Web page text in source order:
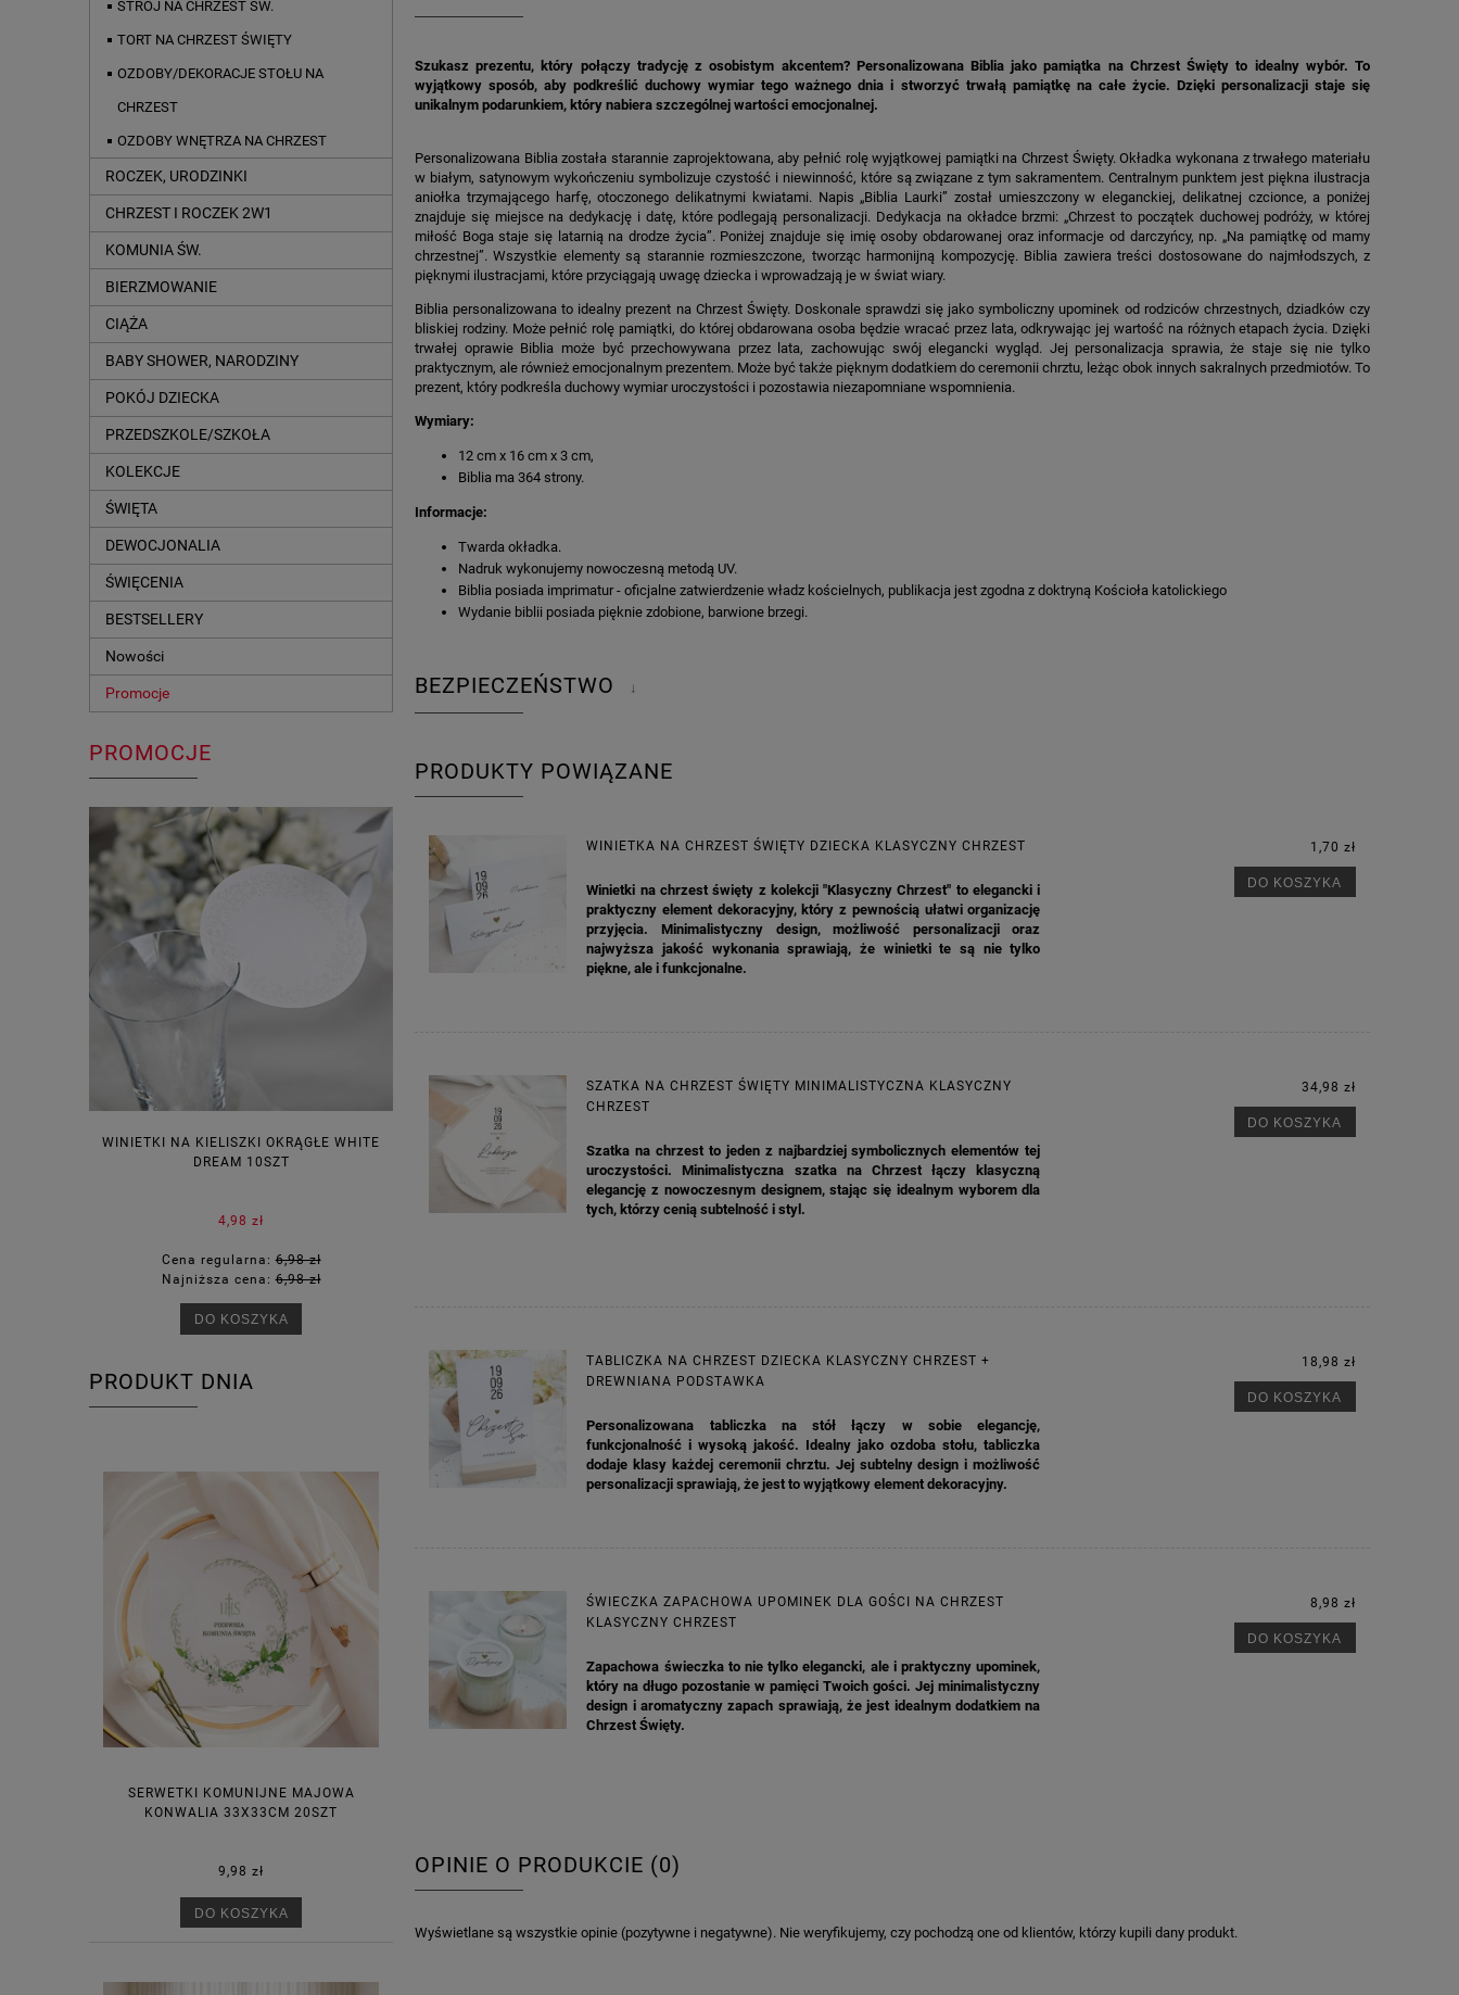
STRÓJ NA CHRZEST ŚW.
TORT NA CHRZEST ŚWIĘTY
OZDOBY/DEKORACJE STOŁU NA
CHRZEST
OZDOBY WNĘTRZA NA CHRZEST
ROCZEK, URODZINKI
CHRZEST I ROCZEK 2W1
KOMUNIA ŚW.
BIERZMOWANIE
CIĄŻA
BABY SHOWER, NARODZINY
POKÓJ DZIECKA
PRZEDSZKOLE/SZKOŁA
KOLEKCJE
ŚWIĘTA
DEWOCJONALIA
ŚWIĘCENIA
BESTSELLERY
Nowości
Promocje
PROMOCJE
WINIETKI NA KIELISZKI OKRĄGŁE WHITE
DREAM 10SZT
4,98 zł
Cena regularna:6,98 zł
Najniższa cena:6,98 zł
DO KOSZYKA
PUDEŁECZKA PODZIĘKOWANIE ZŁOTA
KORONKA KWADRAT 10SZT
GIRLANDA BIAŁE PIÓRKA ZE ZŁOTEM
PRODUKT DNIA
SERWETKI KOMUNIJNE MAJOWA
KONWALIA 33X33CM 20SZT
9,98 zł
DO KOSZYKA
Szukasz prezentu, który połączy tradycję z osobistym akcentem? Personalizowana Biblia jako pamiątka na Chrzest Święty to idealny wybór. To
wyjątkowy sposób, aby podkreślić duchowy wymiar tego ważnego dnia i stworzyć trwałą pamiątkę na całe życie. Dzięki personalizacji staje się
unikalnym podarunkiem, który nabiera szczególnej wartości emocjonalnej.
Personalizowana Biblia została starannie zaprojektowana, aby pełnić rolę wyjątkowej pamiątki na Chrzest Święty. Okładka wykonana z trwałego materiału
w białym, satynowym wykończeniu symbolizuje czystość i niewinność, które są związane z tym sakramentem. Centralnym punktem jest piękna ilustracja
aniołka trzymającego harfę, otoczonego delikatnymi kwiatami. Napis „Biblia Laurki” został umieszczony w eleganckiej, delikatnej czcionce, a poniżej
znajduje się miejsce na dedykację i datę, które podlegają personalizacji. Dedykacja na okładce brzmi: „Chrzest to początek duchowej podróży, w której
miłość Boga staje się latarnią na drodze życia”. Poniżej znajduje się imię osoby obdarowanej oraz informacje od darczyńcy, np. „Na pamiątkę od mamy
chrzestnej”. Wszystkie elementy są starannie rozmieszczone, tworząc harmonijną kompozycję. Biblia zawiera treści dostosowane do najmłodszych, z
pięknymi ilustracjami, które przyciągają uwagę dziecka i wprowadzają je w świat wiary.
Biblia personalizowana to idealny prezent na Chrzest Święty. Doskonale sprawdzi się jako symboliczny upominek od rodziców chrzestnych, dziadków czy
bliskiej rodziny. Może pełnić rolę pamiątki, do której obdarowana osoba będzie wracać przez lata, odkrywając jej wartość na różnych etapach życia. Dzięki
trwałej oprawie Biblia może być przechowywana przez lata, zachowując swój elegancki wygląd. Jej personalizacja sprawia, że staje się nie tylko
praktycznym, ale również emocjonalnym prezentem. Może być także pięknym dodatkiem do ceremonii chrztu, leżąc obok innych sakralnych przedmiotów. To
prezent, który podkreśla duchowy wymiar uroczystości i pozostawia niezapomniane wspomnienia.
Wymiary:
12 cm x 16 cm x 3 cm,
Biblia ma 364 strony.
Informacje:
Twarda okładka.
Nadruk wykonujemy nowoczesną metodą UV.
Biblia posiada imprimatur - oficjalne zatwierdzenie władz kościelnych, publikacja jest zgodna z doktryną Kościoła katolickiego
Wydanie biblii posiada pięknie zdobione, barwione brzegi.
BEZPIECZEŃSTWO ↓
PRODUKTY POWIĄZANE
WINIETKA NA CHRZEST ŚWIĘTY DZIECKA KLASYCZNY CHRZEST
Winietki na chrzest święty z kolekcji "Klasyczny Chrzest" to elegancki i
praktyczny element dekoracyjny, który z pewnością ułatwi organizację
przyjęcia. Minimalistyczny design, możliwość personalizacji oraz
najwyższa jakość wykonania sprawiają, że winietki te są nie tylko
piękne, ale i funkcjonalne.
1,70 zł
DO KOSZYKA
SZATKA NA CHRZEST ŚWIĘTY MINIMALISTYCZNA KLASYCZNY
CHRZEST
Szatka na chrzest to jeden z najbardziej symbolicznych elementów tej
uroczystości. Minimalistyczna szatka na Chrzest łączy klasyczną
elegancję z nowoczesnym designem, stając się idealnym wyborem dla
tych, którzy cenią subtelność i styl.
34,98 zł
DO KOSZYKA
TABLICZKA NA CHRZEST DZIECKA KLASYCZNY CHRZEST +
DREWNIANA PODSTAWKA
Personalizowana tabliczka na stół łączy w sobie elegancję,
funkcjonalność i wysoką jakość. Idealny jako ozdoba stołu, tabliczka
dodaje klasy każdej ceremonii chrztu. Jej subtelny design i możliwość
personalizacji sprawiają, że jest to wyjątkowy element dekoracyjny.
18,98 zł
DO KOSZYKA
ŚWIECZKA ZAPACHOWA UPOMINEK DLA GOŚCI NA CHRZEST
KLASYCZNY CHRZEST
Zapachowa świeczka to nie tylko elegancki, ale i praktyczny upominek,
który na długo pozostanie w pamięci Twoich gości. Jej minimalistyczny
design i aromatyczny zapach sprawiają, że jest idealnym dodatkiem na
Chrzest Święty.
8,98 zł
DO KOSZYKA
OPINIE O PRODUKCIE (0)
Wyświetlane są wszystkie opinie (pozytywne i negatywne). Nie weryfikujemy, czy pochodzą one od klientów, którzy kupili dany produkt.